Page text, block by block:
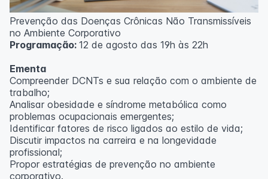
Prevenção das Doenças Crônicas Não Transmissíveis
no Ambiente Corporativo
Programação: 12 de agosto das 19h às 22h
Ementa
Compreender DCNTs e sua relação com o ambiente de
trabalho;
Analisar obesidade e síndrome metabólica como
problemas ocupacionais emergentes;
Identificar fatores de risco ligados ao estilo de vida;
Discutir impactos na carreira e na longevidade
profissional;
Propor estratégias de prevenção no ambiente
corporativo.